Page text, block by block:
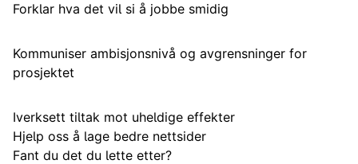
Forklar hva det vil si å jobbe smidig
Kommuniser ambisjonsnivå og avgrensninger for
prosjektet
Iverksett tiltak mot uheldige effekter
Hjelp oss å lage bedre nettsider
Fant du det du lette etter?